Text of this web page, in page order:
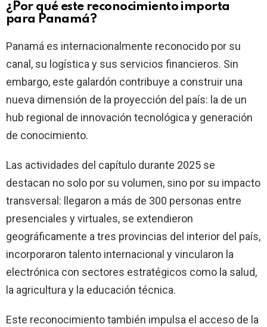
¿Por qué este reconocimiento importa
para Panamá?
Panamá es internacionalmente reconocido por su
canal, su logística y sus servicios financieros. Sin
embargo, este galardón contribuye a construir una
nueva dimensión de la proyección del país: la de un
hub regional de innovación tecnológica y generación
de conocimiento.
Las actividades del capítulo durante 2025 se
destacan no solo por su volumen, sino por su impacto
transversal: llegaron a más de 300 personas entre
presenciales y virtuales, se extendieron
geográficamente a tres provincias del interior del país,
incorporaron talento internacional y vincularon la
electrónica con sectores estratégicos como la salud,
la agricultura y la educación técnica.
Este reconocimiento también impulsa el acceso de la